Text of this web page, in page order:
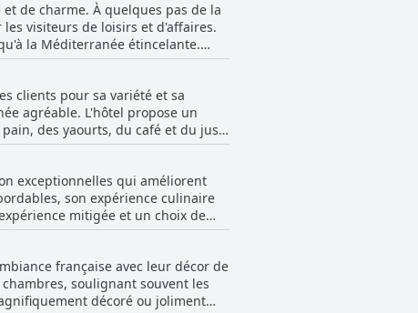
de charme. À quelques pas de la
visiteurs de loisirs et d'affaires.
la Méditerranée étincelante.
peuvent facilement explorer la
offrent une connectivité
sont accessibles à pied. La rue
est un
Que ce soit pour se rendre
calme mais centrale de l'hôtel
qui cherchent à découvrir Nice
clients pour sa variété et sa
agréable. L'hôtel propose un
des yaourts, du café et du jus
constant des articles
la plupart des clients l'ont
complètent les offres
besoins alimentaires sont
réputé pour son atmosphère
à l'Hôtel de France, un hôtel
exceptionnelles qui améliorent
son expérience culinaire
mitigée et un choix de
et variété. L'hôtel excelle
qui mènent à des lieux de
restaurants confortables et de
que le personnel serviable de
son attrait, étant proche d'une
française avec leur décor de
soulignant souvent les
décoré ou joliment